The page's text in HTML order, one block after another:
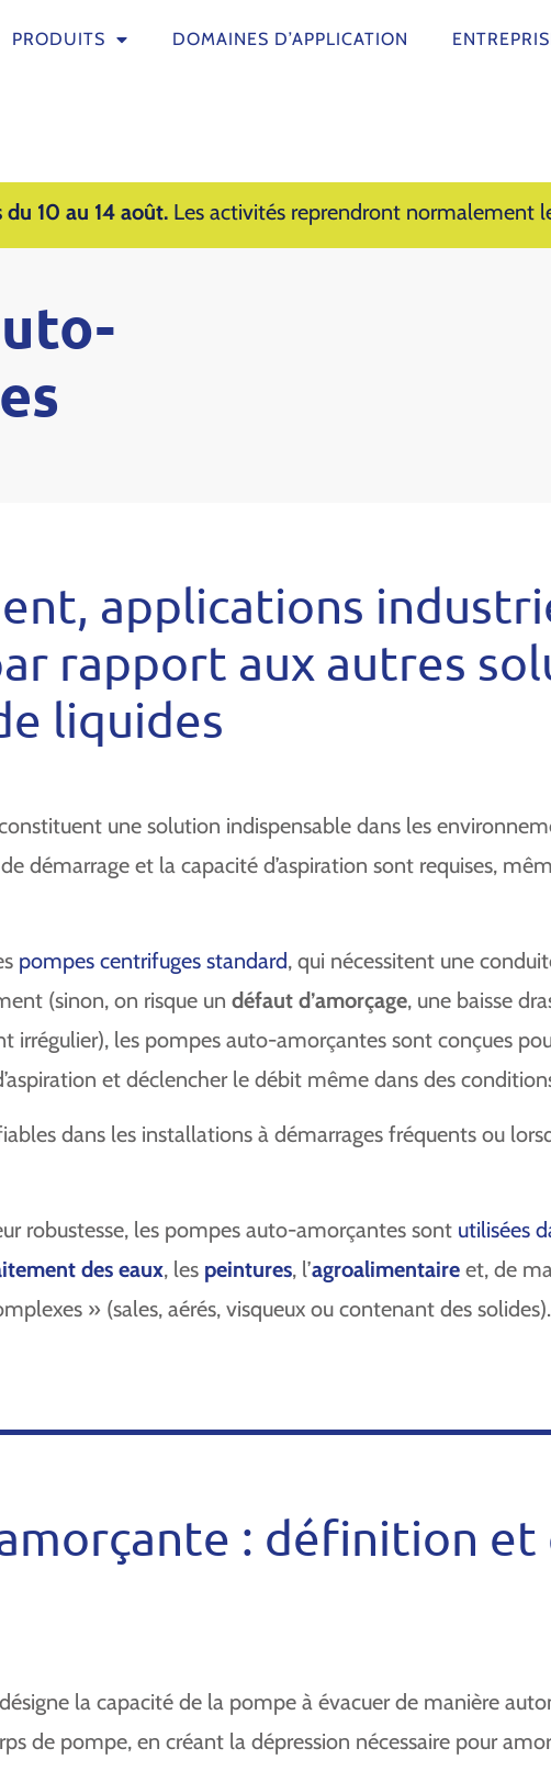
PRODUITS DOMAINES D’APPLICATION
du 10 au 14 août. Les activités reprendront normalement
applications
rapport aux autres
liquides
une solution indispensable dans les
démarrage et la capacité d’aspiration sont requises,
pompes centrifuges standard, qui nécessitent une
(sinon, on risque undéfaut d’amorçage, une baisse
irrégulier), les pompes auto-amorçantes sont conçues
et déclencher le débit même dans des
dans les installations à démarrages fréquents ou
robustesse, les pompes auto-amorçantes sont utilisées
des eaux, les peintures, l’agroalimentaireet, de
» (sales, aérés, visqueux ou contenant des solides).
: définition et
la capacité de la pompe à évacuer de manière
de pompe, en créant la dépression nécessaire pour